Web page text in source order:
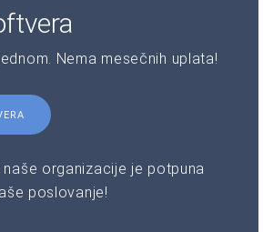
Nema mesečnih uplata!
organizacije je potpuna
poslovanje!